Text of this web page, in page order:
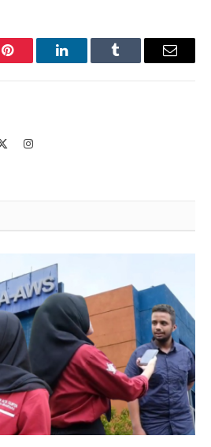
Pinterest LinkedInTumblr Email
Instagram